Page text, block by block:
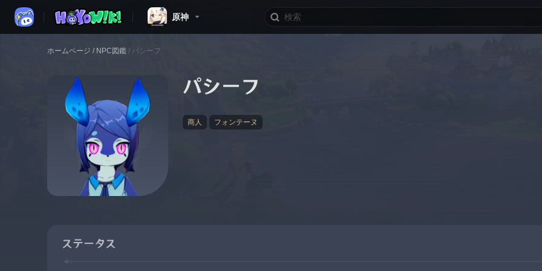
原神
ホームページ / NPC図鑑 / パシーフ
パシーフ
商人 フォンテーヌ
ステータス